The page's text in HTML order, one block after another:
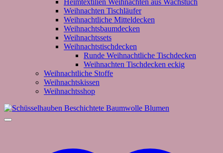
Weihnachten Tischläufer
Weihnachtliche Mitteldecken
Weihnachtsbaumdecken
Weihnachtssets
Weihnachtstischdecken
Runde Weihnachtliche Tischdecken
Weihnachten Tischdecken eckig
Weihnachtliche Stoffe
Weihnachtskissen
Weihnachtsshop